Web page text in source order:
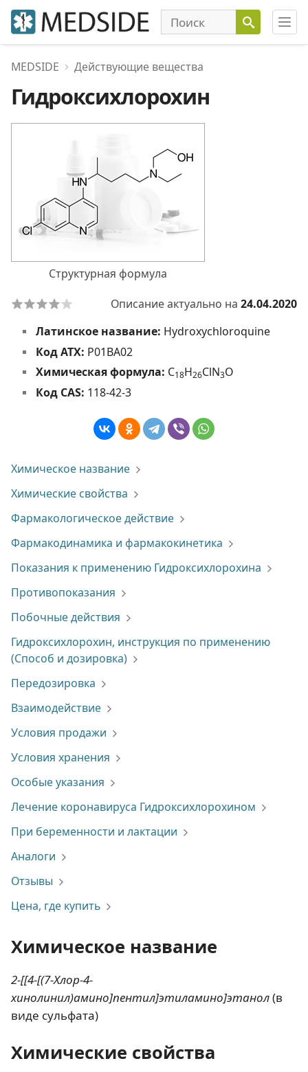
MEDSIDE Действующие вещества
Гидроксихлорохин
Структурная формула
Описание актуально на 24.04.2020
Латинское название: Hydroxychloroquine
Код АТХ: P01BA02
Химическая формула: C18H26ClN3O
Код CAS: 118-42-3
Химическое название
Химические свойства
Фармакологическое действие
Фармакодинамика и фармакокинетика
Показания к применению Гидроксихлорохина
Противопоказания
Побочные действия
Гидроксихлорохин, инструкция по применению
(Способ и дозировка)
Передозировка
Взаимодействие
Условия продажи
Условия хранения
Особые указания
Лечение коронавируса Гидроксихлорохином
При беременности и лактации
Аналоги
Отзывы
Цена, где купить
Химическое название
2-[[4-[(7-Хлор-4-
хинолинил)амино]пентил]этиламино]этанол(в
виде сульфата)
Химические свойства